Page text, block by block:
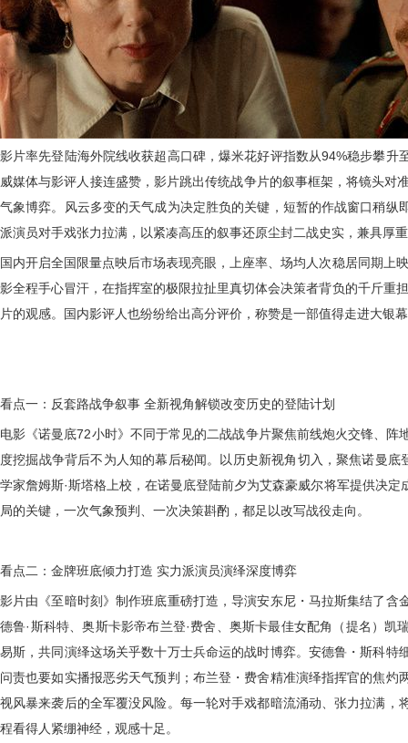
影片率先登陆海外院线收获超高口碑，爆米花好评指数从94%稳步攀升
威媒体与影评人接连盛赞，影片跳出传统战争片的叙事框架，将镜头对
气象博弈。风云多变的天气成为决定胜负的关键，短暂的作战窗口稍纵
派演员对手戏张力拉满，以紧凑高压的叙事还原尘封二战史实，兼具厚
国内开启全国限量点映后市场表现亮眼，上座率、场均人次稳居同期上
影全程手心冒汗，在指挥室的极限拉扯里真切体会决策者背负的千斤重
片的观感。国内影评人也纷纷给出高分评价，称赞是一部值得走进大银
看点一：反套路战争叙事 全新视角解锁改变历史的登陆计划
电影《诺曼底72小时》不同于常见的二战战争片聚焦前线炮火交锋、阵
度挖掘战争背后不为人知的幕后秘闻。以历史新视角切入，聚焦诺曼底
学家詹姆斯·斯塔格上校，在诺曼底登陆前夕为艾森豪威尔将军提供决
局的关键，一次气象预判、一次决策斟酌，都足以改写战役走向。
看点二：金牌班底倾力打造 实力派演员演绎深度博弈
影片由《至暗时刻》制作班底重磅打造，导演安东尼・马拉斯集结了含
德鲁·斯科特、奥斯卡影帝布兰登·费舍、奥斯卡最佳女配角（提名）凯
易斯，共同演绎这场关乎数十万士兵命运的战时博弈。安德鲁・斯科特
问责也要如实播报恶劣天气预判；布兰登・费舍精准演绎指挥官的焦灼
视风暴来袭后的全军覆没风险。每一轮对手戏都暗流涌动、张力拉满，
程看得人紧绷神经，观感十足。